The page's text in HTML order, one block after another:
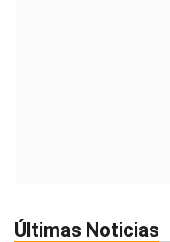
Últimas Noticias